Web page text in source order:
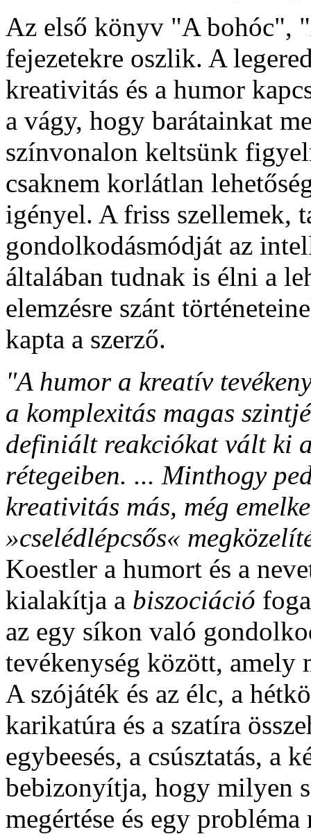
Az első könyv "A bohóc",
fejezetekre oszlik. A
kreativitás és a humor
a vágy, hogy barátainkat
színvonalon keltsünk
csaknem korlátlan
igényel. A friss szellemek,
gondolkodásmódját az
általában tudnak is élni a
elemzésre szánt
kapta a szerző.
"A humor a kreatív
a komplexitás magas
definiált reakciókat vált ki
rétegeiben. ... Minthogy
kreativitás más, még
»cselédlépcsős«
Koestler a humort és a
kialakítja a biszociáció
az egy síkon való
tevékenység között,
A szójáték és az élc, a
karikatúra és a szatíra
egybeesés, a csúsztatás, a
bebizonyítja, hogy milyen
megértése és egy